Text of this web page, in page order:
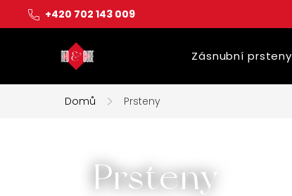
na
+420 702 143 009
Zásnubní prsteny
Domů Prsteny
Prsteny